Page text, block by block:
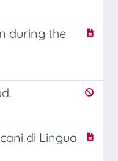
during the
di Lingua